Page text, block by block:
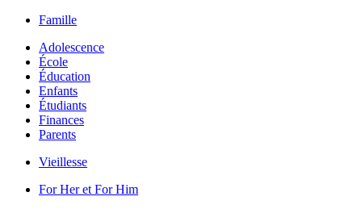
Famille
Adolescence
École
Éducation
Enfants
Étudiants
Finances
Parents
Vieillesse
For Her et For Him